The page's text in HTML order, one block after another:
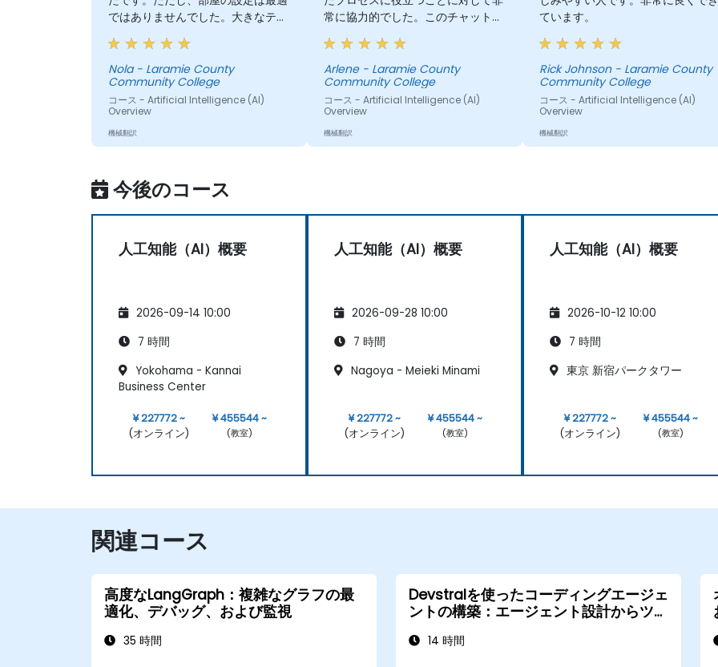
ではありませんでした。大きなテー
ブルではなく、小さなテーブルをい
くつか用意して、小さなグループで
ブレインストーミングを行うことが
できるようにするとより良かったで
しょう。
Nola - Laramie County
Community College
コース - Artificial Intelligence (AI)
Overview
機械翻訳
常に協力的でした。このチャットは
シンプルでしたが、時間を節約でき
ることや、私のオフィスでAIを他の
方法でも活用できる可能性に興味を
持ちました。
Arlene - Laramie County
Community College
コース - Artificial Intelligence (AI)
Overview
機械翻訳
ています。
Rick Johnson - Laramie County
Community College
コース - Artificial Intelligence (AI)
Overview
機械翻訳
今後のコース
人工知能（AI）概要
2026-09-14 10:00
7 時間
Yokohama - Kannai
Business Center
¥ 227772 ~
(オンライン)
¥ 455544 ~
(教室)
人工知能（AI）概要
2026-09-28 10:00
7 時間
Nagoya - Meieki Minami
¥ 227772 ~
(オンライン)
¥ 455544 ~
(教室)
人工知能（AI）概要
2026-10-12 10:00
7 時間
東京 新宿パークタワー
¥ 227772 ~
(オンライン)
¥ 455544 ~
(教室)
関連コース
高度なLangGraph：複雑なグラフの最
適化、デバッグ、および監視
35 時間
Devstralを使ったコーディングエージェ
ントの構築：エージェント設計からツー
14 時間